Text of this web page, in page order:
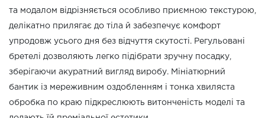
та модалом відрізняється особливо приємною текстурою,
делікатно прилягає до тіла й забезпечує комфорт
упродовж усього дня без відчуття скутості. Регульовані
бретелі дозволяють легко підібрати зручну посадку,
зберігаючи акуратний вигляд виробу. Мініатюрний
бантик із мереживним оздобленням і тонка хвиляста
обробка по краю підкреслюють витонченість моделі та